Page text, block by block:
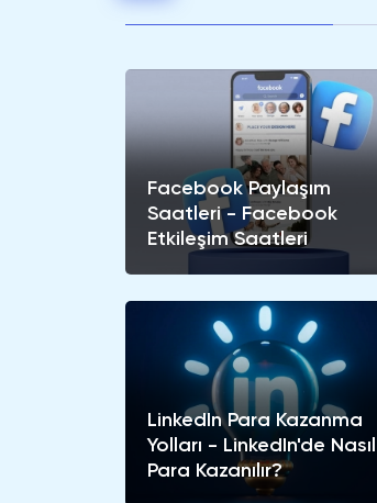
Facebook Paylaşım
Saatleri - Facebook
Etkileşim Saatleri
LinkedIn Para Kazanma
Yolları - LinkedIn'de Nasıl
Para Kazanılır?